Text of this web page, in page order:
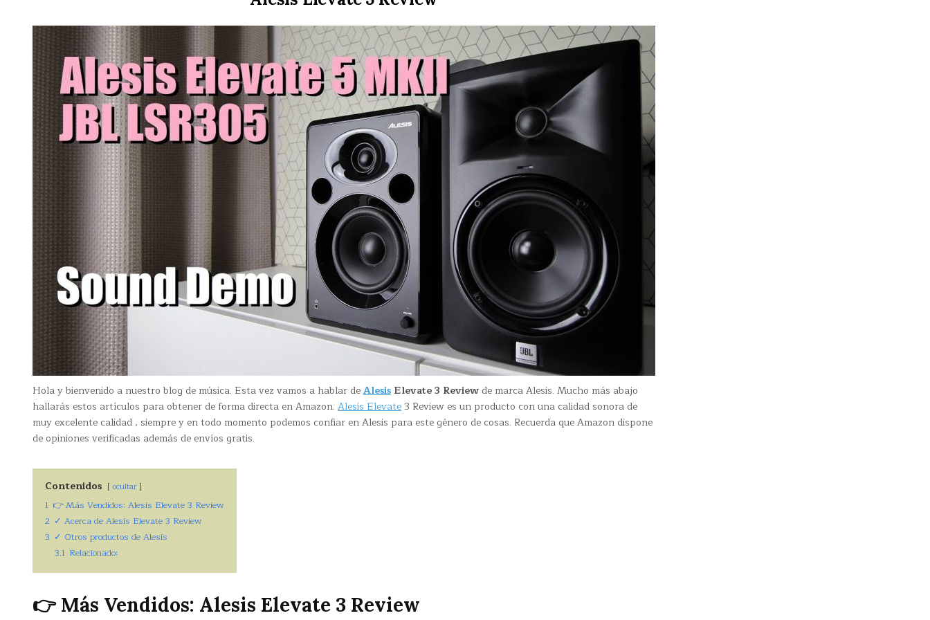
Hola y bienvenido a nuestro blog de música. Esta vez vamos a hablar deAlesis Elevate 3 Review de marca Alesis. Mucho más abajo
hallarás estos artículos para obtener de forma directa en Amazon. Alesis Elevate 3 Review es un producto con una calidad sonora de
muy excelente calidad , siempre y en todo momento podemos confiar en Alesis para este género de cosas. Recuerda que Amazon dispone
de opiniones verificadas además de envíos gratis.
Contenidos ocultar
1 👉 Más Vendidos: Alesis Elevate 3 Review
2 ✓ Acerca de Alesis Elevate 3 Review
3 ✓ Otros productos de Alesis
3.1 Relacionado:
👉 Más Vendidos: Alesis Elevate 3 Review